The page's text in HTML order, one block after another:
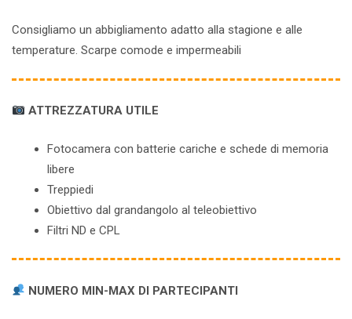
Consigliamo un abbigliamento adatto alla stagione e alle
temperature. Scarpe comode e impermeabili
ATTREZZATURA UTILE
Fotocamera con batterie cariche e schede di memoria
libere
Treppiedi
Obiettivo dal grandangolo al teleobiettivo
Filtri ND e CPL
NUMERO MIN-MAX DI PARTECIPANTI